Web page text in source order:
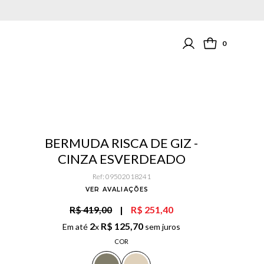
0
BERMUDA RISCA DE GIZ -
CINZA ESVERDEADO
Ref: 09502018241
VER AVALIAÇÕES
R$ 419,00 | R$ 251,40
Em até 2x R$ 125,70 sem juros
COR